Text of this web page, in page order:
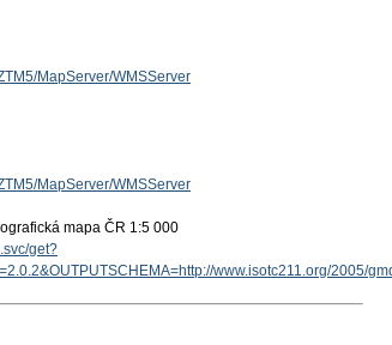
MapServer/WMSServer
MapServer/WMSServer
mapa ČR 1:5 000
get?
www.isotc211.org/2005/